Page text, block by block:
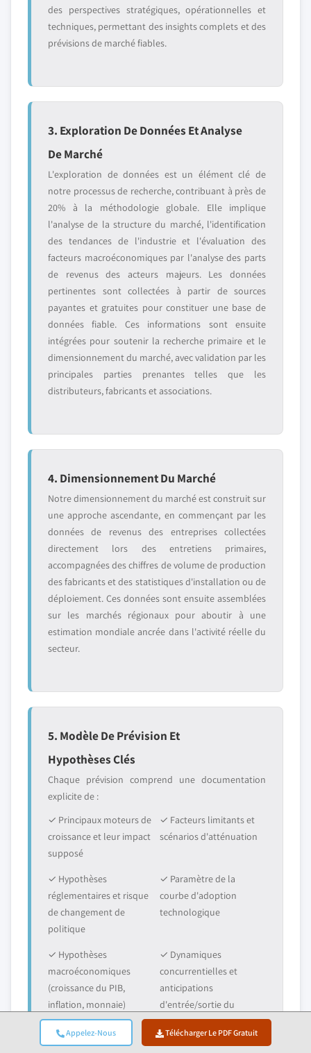
Appelez-Nous Télécharger Le PDF Gratuit
des perspectives stratégiques, opérationnelles et
techniques, permettant des insights complets et des
prévisions de marché fiables.
3. Exploration De Données Et Analyse
De Marché
L'exploration de données est un élément clé de
notre processus de recherche, contribuant à près de
20% à la méthodologie globale. Elle implique
l'analyse de la structure du marché, l'identification
des tendances de l'industrie et l'évaluation des
facteurs macroéconomiques par l'analyse des parts
de revenus des acteurs majeurs. Les données
pertinentes sont collectées à partir de sources
payantes et gratuites pour constituer une base de
données fiable. Ces informations sont ensuite
intégrées pour soutenir la recherche primaire et le
dimensionnement du marché, avec validation par les
principales parties prenantes telles que les
distributeurs, fabricants et associations.
4. Dimensionnement Du Marché
Notre dimensionnement du marché est construit sur
une approche ascendante, en commençant par les
données de revenus des entreprises collectées
directement lors des entretiens primaires,
accompagnées des chiffres de volume de production
des fabricants et des statistiques d'installation ou de
déploiement. Ces données sont ensuite assemblées
sur les marchés régionaux pour aboutir à une
estimation mondiale ancrée dans l'activité réelle du
secteur.
5. Modèle De Prévision Et
Hypothèses Clés
Chaque prévision comprend une documentation
explicite de :
✓ Principaux moteurs de
croissance et leur impact
supposé
✓ Facteurs limitants et
scénarios d'atténuation
✓ Hypothèses
réglementaires et risque
de changement de
politique
✓ Paramètre de la
courbe d'adoption
technologique
✓ Hypothèses
macroéconomiques
(croissance du PIB,
inflation, monnaie)
✓ Dynamiques
concurrentielles et
anticipations
d'entrée/sortie du
marché